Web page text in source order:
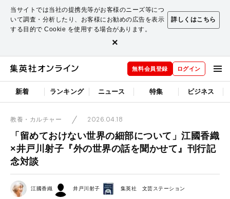
当サイトでは当社の提携先等がお客様のニーズ等につ
いて調査・分析したり、お客様にお勧めの広告を表示
する目的で Cookie を使用する場合があります。
詳しくはこちら
×
無料会員登録 ログイン
新着 ランキング ニュース 特集 ビジネス
教養・カルチャー 2026.04.18
「留めておけない世界の細部について」江國香織
×井戸川射子『外の世界の話を聞かせて』刊行記
念対談
江國香織 井戸川射子 集英社 文芸ステーション